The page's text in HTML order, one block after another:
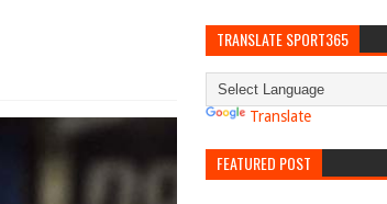
TRANSLATE SPORT365
Translate
FEATURED POST